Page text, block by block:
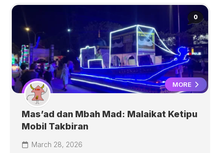
0
MORE
Mas’ad dan Mbah Mad: Malaikat Ketipu
Mobil Takbiran
March 28, 2026